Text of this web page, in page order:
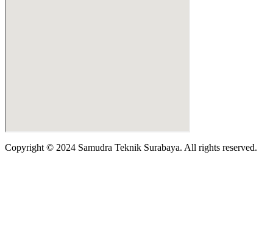
Copyright © 2024 Samudra Teknik Surabaya. All rights reserved.